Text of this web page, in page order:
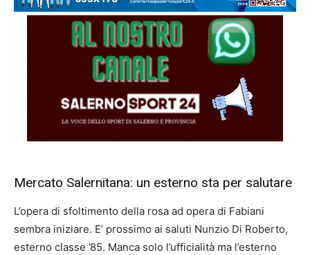
Mercato Salernitana: un esterno sta per salutare
L’opera di sfoltimento della rosa ad opera di Fabiani
sembra iniziare. E’ prossimo ai saluti Nunzio Di Roberto,
esterno classe ’85. Manca solo l’ufficialità ma l’esterno